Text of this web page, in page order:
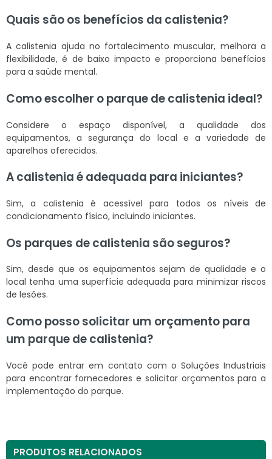
Quais são os benefícios da calistenia?
A calistenia ajuda no fortalecimento muscular, melhora a
flexibilidade, é de baixo impacto e proporciona benefícios
para a saúde mental.
Como escolher o parque de calistenia ideal?
Considere o espaço disponível, a qualidade dos
equipamentos, a segurança do local e a variedade de
aparelhos oferecidos.
A calistenia é adequada para iniciantes?
Sim, a calistenia é acessível para todos os níveis de
condicionamento físico, incluindo iniciantes.
Os parques de calistenia são seguros?
Sim, desde que os equipamentos sejam de qualidade e o
local tenha uma superfície adequada para minimizar riscos
de lesões.
Como posso solicitar um orçamento para
um parque de calistenia?
Você pode entrar em contato com o Soluções Industriais
para encontrar fornecedores e solicitar orçamentos para a
implementação do parque.
PRODUTOS RELACIONADOS